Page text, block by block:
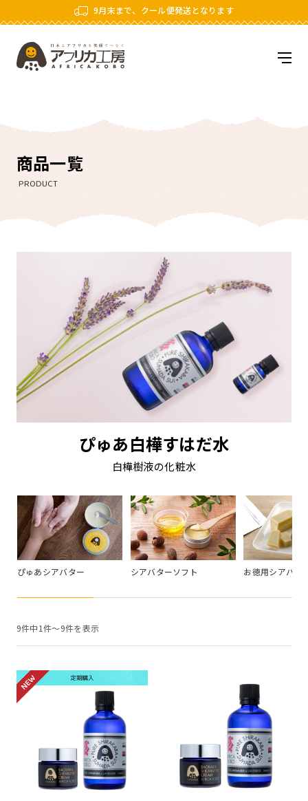
9月末まで、クール便発送となります
商品一覧
PRODUCT
ぴゅあ白樺すはだ水
白樺樹液の化粧水
ぴゅあシアバター シアバターソフト お徳用シアバタ
9件中1件～9件を表示